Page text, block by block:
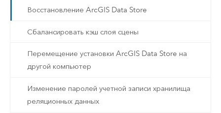
Восстановление ArcGIS Data Store
Сбалансировать кэш слоя сцены
Перемещение установки ArcGIS Data Store на
другой компьютер
Изменение паролей учетной записи хранилища
реляционных данных